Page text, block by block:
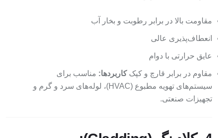
مقاومت بالا در برابر رطوبت و بخار آب
انعطاف‌پذیری عالی
عایق حرارتی با دوام
مقاوم در برابر قارچ و کپک کاربردها: مناسب برای
سیستم‌های تهویه مطبوع (HVAC)، لوله‌های سرد و گرم و
تجهیزات صنعتی.